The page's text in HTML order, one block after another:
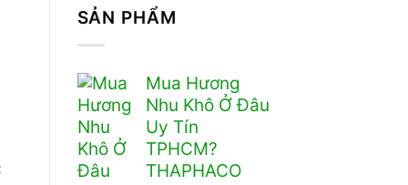
SẢN PHẨM
Mua Hương
Nhu Khô Ở Đâu
Uy Tín
TPHCM?
THAPHACO